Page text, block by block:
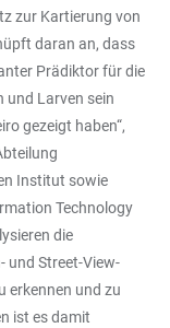
zur Kartierung von
daran an, dass
Prädiktor für die
und Larven sein
gezeigt haben“,
Institut sowie
Technology
die
und Street-View-
erkennen und zu
ist es damit